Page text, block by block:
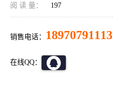
阅 读 量： 197
销售电话： 18970791113
在线QQ：